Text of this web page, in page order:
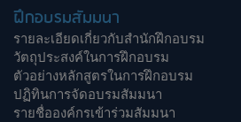
ฝึกอบรมสัมมนา
รายละเอียดเกี่ยวกับสำนักฝึกอบรม
วัตถุประสงค์ในการฝึกอบรม
ตัวอย่างหลักสูตรในการฝึกอบรม
ปฏิทินการจัดอบรมสัมมนา
รายชื่อองค์กรเข้าร่วมสัมมนา